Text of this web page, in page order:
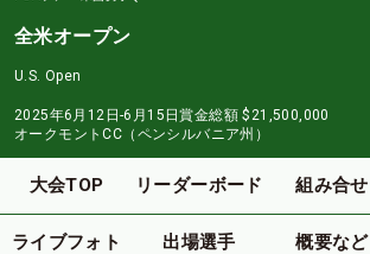
全米オープン
U.S. Open
2025年6月12日-6月15日賞金総額 $21,500,000
オークモントCC（ペンシルバニア州）
大会TOP リーダーボード 組み合せ
ライブフォト 出場選手 概要など